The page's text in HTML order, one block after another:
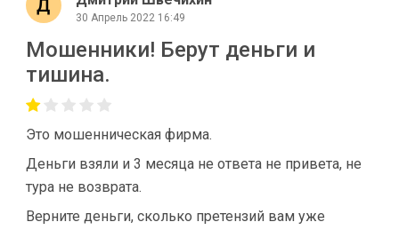
30 Апрель 2022 16:49
Мошенники! Берут деньги и
тишина.
Это мошенническая фирма.
Деньги взяли и 3 месяца не ответа не привета, не
тура не возврата.
Верните деньги, сколько претензий вам уже